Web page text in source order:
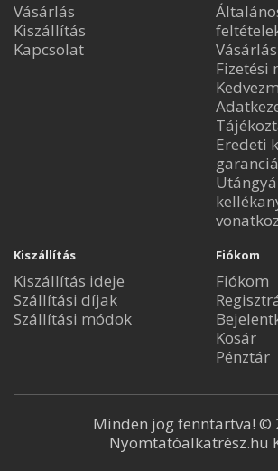
Vásárlás
Kiszállítás
Kapcsolat
Fizetési
Eredeti
Kiszállítás
Kiszállítás ideje
Szállítási díjak
Szállítási módok
Fiókom
Fiókom
Kosár
Pénztár
Minden jog fenntartva! ©
Nyomtatóalkatrész.hu